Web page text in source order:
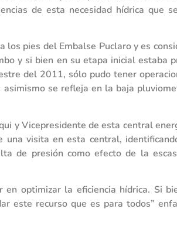
de esta necesidad hídrica que
los pies del Embalse Puclaro y es
y si bien en su etapa inicial estaba
del 2011, sólo pudo tener
se refleja en la baja
y Vicepresidente de esta central
visita en esta central,
de presión como efecto de la
optimizar la eficiencia hídrica. Si
este recurso que es para todos”